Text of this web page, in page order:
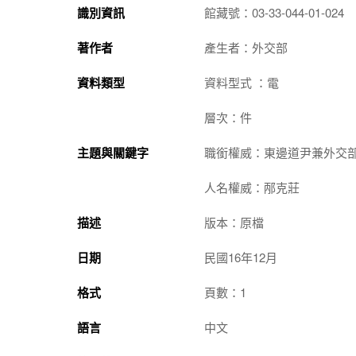
識別資訊 館藏號：03-33-044-01-024
著作者 產生者：外交部
資料類型 資料型式 ：電
層次：件
主題與關鍵字 職銜權威：東邊道尹兼外交
人名權威：邴克莊
描述 版本：原檔
日期 民國16年12月
格式 頁數：1
語言 中文